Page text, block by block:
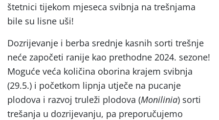
štetnici tijekom mjeseca svibnja na trešnjama
bile su lisne uši!
Dozrijevanje i berba srednje kasnih sorti trešnje
neće započeti ranije kao prethodne 2024. sezone!
Moguće veća količina oborina krajem svibnja
(29.5.) i početkom lipnja utječe na pucanje
plodova i razvoj truleži plodova (Monilinia) sorti
trešanja u dozrijevanju, pa preporučujemo